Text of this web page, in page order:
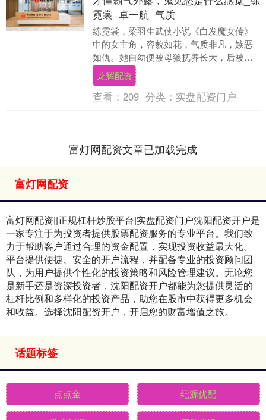
霓裳_卓一航_气质
练霓裳，梁羽生武侠小说《白发魔女传》
中的女主角，容貌如花，气质非凡，嫉恶
如仇。她自幼便被母狼抚养长大，后被凌
云凤收养，并在其教导下，掌握了一门独
特的剑法——反天....
龙辉配资
查看： 209 分类： 实盘配资门户
富灯网配资文章已加载完成
富灯网配资
富灯网配资||正规杠杆炒股平台|实盘配资门户沈阳配资开户是
一家专注于为投资者提供股票配资服务的专业平台。我们致
力于帮助客户通过合理的资金配置，实现投资收益最大化。
平台提供便捷、安全的开户流程，并配备专业的投资顾问团
队，为用户提供个性化的投资策略和风险管理建议。无论您
是新手还是资深投资者，沈阳配资开户都能为您提供灵活的
杠杆比例和多样化的投资产品，助您在股市中获得更多机会
和收益。选择沈阳配资开户，开启您的财富增值之旅。
话题标签
点点金 纪源优配